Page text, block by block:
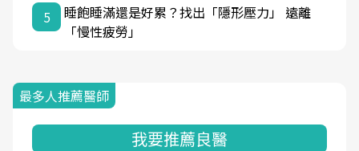
5
睡飽睡滿還是好累？找出「隱形壓力」 遠離
「慢性疲勞」
最多人推薦醫師
我要推薦良醫